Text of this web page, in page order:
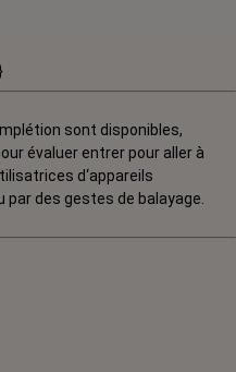
sont disponibles,
évaluer entrer pour aller à
d‘appareils
des gestes de balayage.